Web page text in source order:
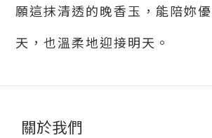
願這抹清透的晚香玉，能陪妳
天，也溫柔地迎接明天。
關於我們